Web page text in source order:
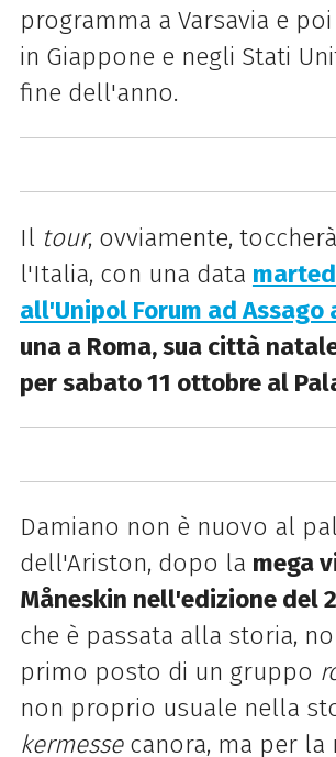
programma a Varsavia e
in Giappone e negli Stati
fine dell'anno.
Il tour, ovviamente,
l'Italia, con una data
all'Unipol Forum ad Assago
una a Roma, sua città
per sabato 11 ottobre al
Damiano non è nuovo al
dell'Ariston, dopo la mega
Måneskin nell'edizione del
che è passata alla storia,
primo posto di un gruppo
non proprio usuale nella
kermesse canora, ma per la